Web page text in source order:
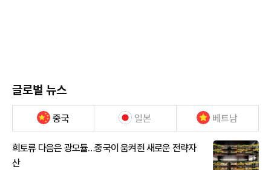
글로벌 뉴스
중국 일본 베트남
희토류 다음은 광모듈…중국이 움켜쥔 새로운 전략자
산